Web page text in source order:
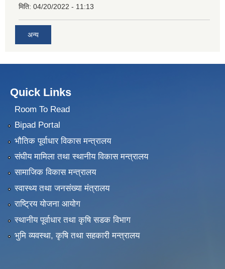
मिति: 04/20/2022 - 11:13
अन्य
Quick Links
Room To Read
Bipad Portal
भौतिक पूर्वाधार विकास मन्त्रालय
संघीय मामिला तथा स्थानीय विकास मन्त्रालय
सामाजिक विकास मन्त्रालय
स्वास्थ्य तथा जनसंख्या मंत्रालय
राष्ट्रिय योजना आयोग
स्थानीय पूर्वाधार तथा कृषि सडक विभाग
भुमि व्यवस्था, कृषि तथा सहकारी मन्त्रालय